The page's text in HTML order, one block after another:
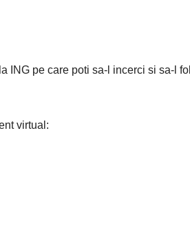
ING pe care poti sa-l incerci si sa-l
virtual: